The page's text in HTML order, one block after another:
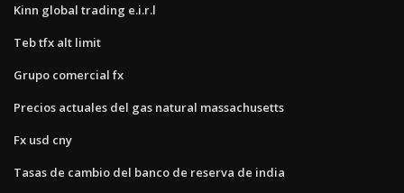
Kinn global trading e.i.r.l
Teb tfx alt limit
Grupo comercial fx
Precios actuales del gas natural massachusetts
Fx usd cny
Tasas de cambio del banco de reserva de india